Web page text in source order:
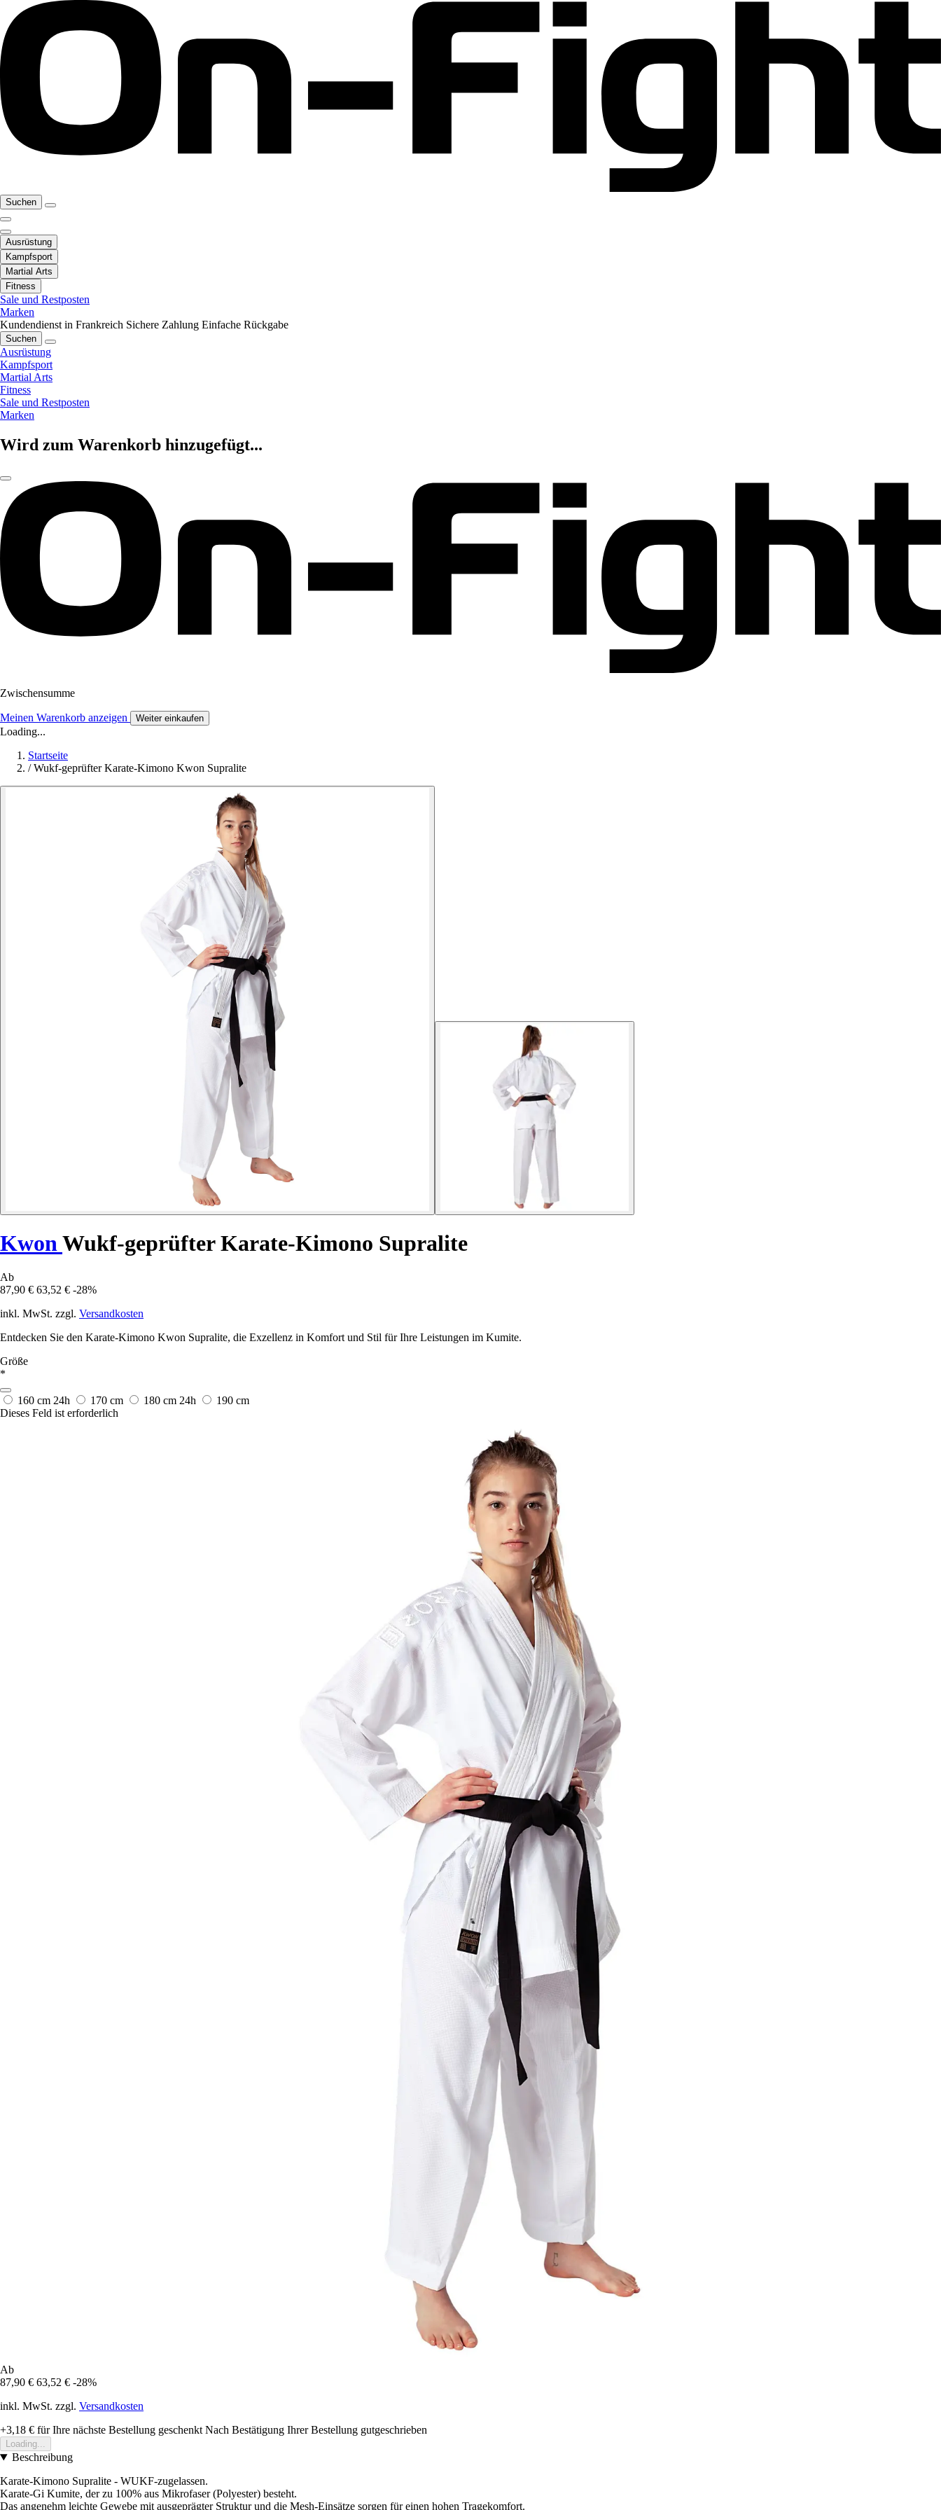
Suchen
Ausrüstung
Kampfsport
Martial Arts
Fitness
Sale und Restposten
Marken
Kundendienst in Frankreich Sichere Zahlung Einfache Rückgabe
Suchen
Ausrüstung
Kampfsport
Martial Arts
Fitness
Sale und Restposten
Marken
Wird zum Warenkorb hinzugefügt...
Zwischensumme
Meinen Warenkorb anzeigen Weiter einkaufen
Loading...
Startseite
/ Wukf-geprüfter Karate-Kimono Kwon Supralite
Kwon Wukf-geprüfter Karate-Kimono Supralite
Ab
87,90 € 63,52 € -28%
inkl. MwSt. zzgl. Versandkosten
Entdecken Sie den Karate-Kimono Kwon Supralite, die Exzellenz in Komfort und Stil für Ihre Leistungen im Kumite.
Größe
*
160 cm 24h 170 cm 180 cm 24h
190 cm
Dieses Feld ist erforderlich
Ab
87,90 € 63,52 € -28%
inkl. MwSt. zzgl. Versandkosten
+3,18 € für Ihre nächste Bestellung geschenkt Nach Bestätigung Ihrer Bestellung gutgeschrieben
Loading...
Beschreibung
Karate-Kimono Supralite - WUKF-zugelassen.
Karate-Gi Kumite, der zu 100% aus Mikrofaser (Polyester) besteht.
Das angenehm leichte Gewebe mit ausgeprägter Struktur und die Mesh-Einsätze sorgen für einen hohen Tragekomfort.